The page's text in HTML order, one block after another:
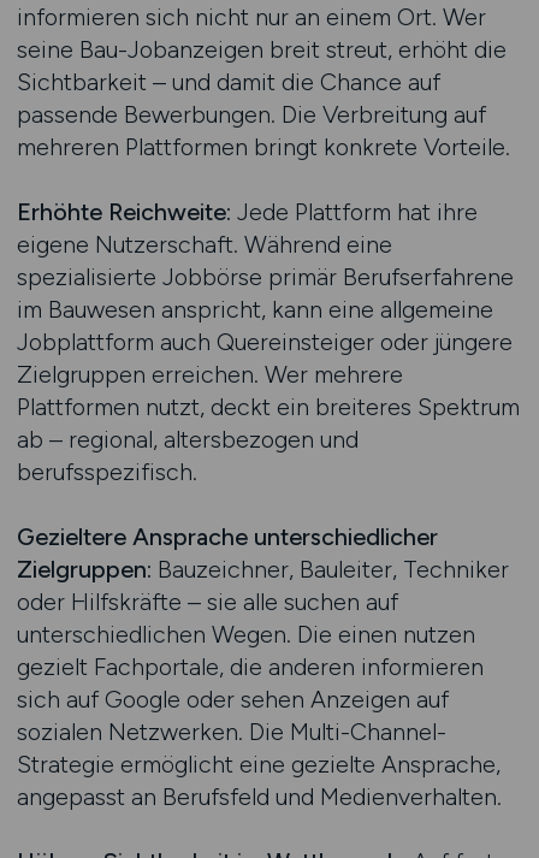
informieren sich nicht nur an einem Ort. Wer
seine Bau-Jobanzeigen breit streut, erhöht die
Sichtbarkeit – und damit die Chance auf
passende Bewerbungen. Die Verbreitung auf
mehreren Plattformen bringt konkrete Vorteile.
Erhöhte Reichweite: Jede Plattform hat ihre
eigene Nutzerschaft. Während eine
spezialisierte Jobbörse primär Berufserfahrene
im Bauwesen anspricht, kann eine allgemeine
Jobplattform auch Quereinsteiger oder jüngere
Zielgruppen erreichen. Wer mehrere
Plattformen nutzt, deckt ein breiteres Spektrum
ab – regional, altersbezogen und
berufsspezifisch.
Gezieltere Ansprache unterschiedlicher
Zielgruppen: Bauzeichner, Bauleiter, Techniker
oder Hilfskräfte – sie alle suchen auf
unterschiedlichen Wegen. Die einen nutzen
gezielt Fachportale, die anderen informieren
sich auf Google oder sehen Anzeigen auf
sozialen Netzwerken. Die Multi-Channel-
Strategie ermöglicht eine gezielte Ansprache,
angepasst an Berufsfeld und Medienverhalten.